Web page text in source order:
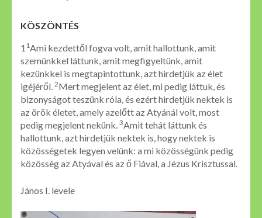
KÖSZÖNTÉS
1 1Ami kezdettől fogva volt, amit hallottunk, amit
szemünkkel láttunk, amit megfigyeltünk, amit
kezünkkel is megtapintottunk, azt hirdetjük az élet
igéjéről. 2Mert megjelent az élet, mi pedig láttuk, és
bizonyságot teszünk róla, és ezért hirdetjük nektek is
az örök életet, amely azelőtt az Atyánál volt, most
pedig megjelent nekünk. 3Amit tehát láttunk és
hallottunk, azt hirdetjük nektek is, hogy nektek is
közösségetek legyen velünk: a mi közösségünk pedig
közösség az Atyával és az ő Fiával, a Jézus Krisztussal.
János I. levele